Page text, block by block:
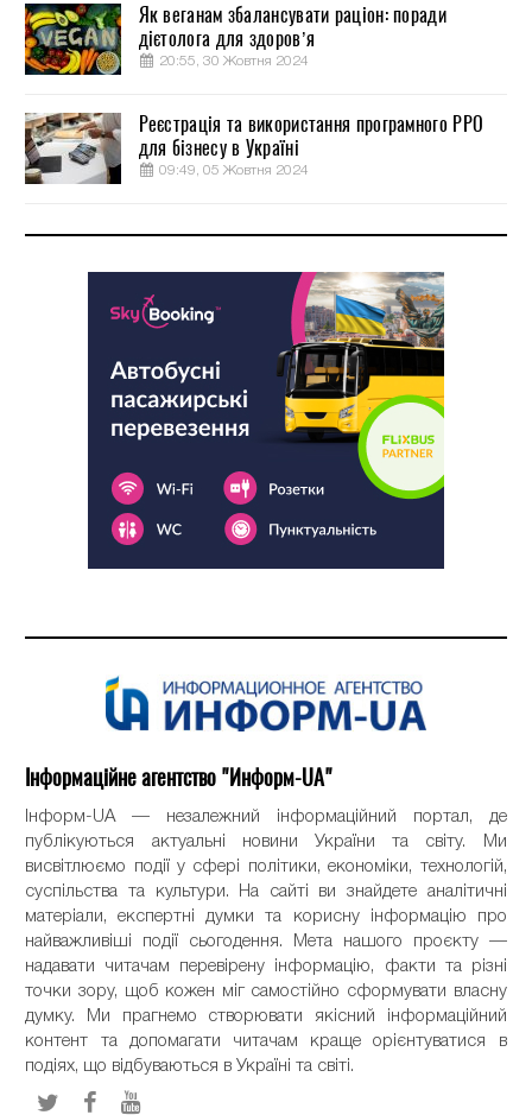
Як веганам збалансувати раціон: поради
дієтолога для здоров’я
20:55, 30 Жовтня 2024
Реєстрація та використання програмного РРО
для бізнесу в Україні
09:49, 05 Жовтня 2024
Інформаційне агентство "Информ-UA"
Інформ-UA — незалежний інформаційний портал, де
публікуються актуальні новини України та світу. Ми
висвітлюємо події у сфері політики, економіки, технологій,
суспільства та культури. На сайті ви знайдете аналітичні
матеріали, експертні думки та корисну інформацію про
найважливіші події сьогодення. Мета нашого проєкту —
надавати читачам перевірену інформацію, факти та різні
точки зору, щоб кожен міг самостійно сформувати власну
думку. Ми прагнемо створювати якісний інформаційний
контент та допомагати читачам краще орієнтуватися в
подіях, що відбуваються в Україні та світі.